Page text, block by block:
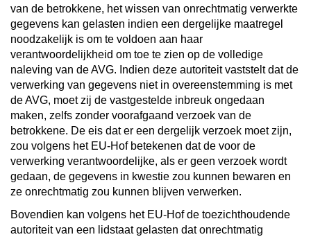
van de betrokkene, het wissen van onrechtmatig verwerkte
gegevens kan gelasten indien een dergelijke maatregel
noodzakelijk is om te voldoen aan haar
verantwoordelijkheid om toe te zien op de volledige
naleving van de AVG. Indien deze autoriteit vaststelt dat de
verwerking van gegevens niet in overeenstemming is met
de AVG, moet zij de vastgestelde inbreuk ongedaan
maken, zelfs zonder voorafgaand verzoek van de
betrokkene. De eis dat er een dergelijk verzoek moet zijn,
zou volgens het EU-Hof betekenen dat de voor de
verwerking verantwoordelijke, als er geen verzoek wordt
gedaan, de gegevens in kwestie zou kunnen bewaren en
ze onrechtmatig zou kunnen blijven verwerken.
Bovendien kan volgens het EU-Hof de toezichthoudende
autoriteit van een lidstaat gelasten dat onrechtmatig